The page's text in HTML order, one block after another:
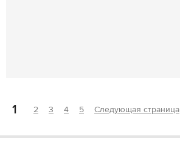
1 2 3 4 5 Следующая страница